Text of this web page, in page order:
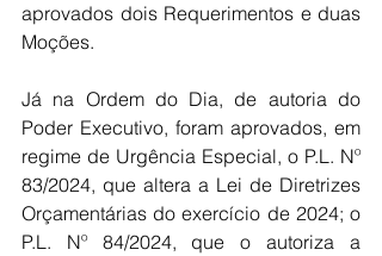
aprovados dois Requerimentos e duas
Moções.
Já na Ordem do Dia, de autoria do
Poder Executivo, foram aprovados, em
regime de Urgência Especial, o P.L. Nº
83/2024, que altera a Lei de Diretrizes
Orçamentárias do exercício de 2024; o
P.L. Nº 84/2024, que o autoriza a